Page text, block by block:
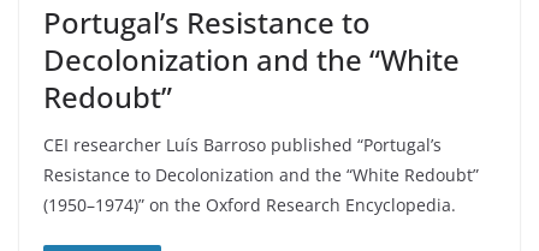
Portugal’s Resistance to
Decolonization and the “White
Redoubt”
CEI researcher Luís Barroso published “Portugal’s
Resistance to Decolonization and the “White Redoubt”
(1950–1974)” on the Oxford Research Encyclopedia.